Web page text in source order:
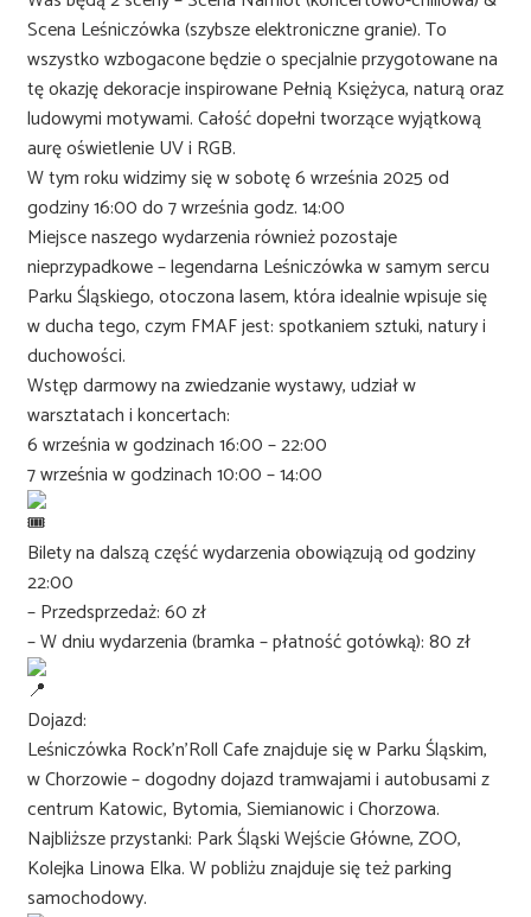
Scena Leśniczówka (szybsze elektroniczne granie). To
wszystko wzbogacone będzie o specjalnie przygotowane na
tę okazję dekoracje inspirowane Pełnią Księżyca, naturą oraz
ludowymi motywami. Całość dopełni tworzące wyjątkową
aurę oświetlenie UV i RGB.
W tym roku widzimy się w sobotę 6 września 2025 od
godziny 16:00 do 7 września godz. 14:00
Miejsce naszego wydarzenia również pozostaje
nieprzypadkowe – legendarna Leśniczówka w samym sercu
Parku Śląskiego, otoczona lasem, która idealnie wpisuje się
w ducha tego, czym FMAF jest: spotkaniem sztuki, natury i
duchowości.
Wstęp darmowy na zwiedzanie wystawy, udział w
warsztatach i koncertach:
6 września w godzinach 16:00 – 22:00
7 września w godzinach 10:00 – 14:00
Bilety na dalszą część wydarzenia obowiązują od godziny
22:00
– Przedsprzedaż: 60 zł
– W dniu wydarzenia (bramka – płatność gotówką): 80 zł
Dojazd:
Leśniczówka Rock’n’Roll Cafe znajduje się w Parku Śląskim,
w Chorzowie – dogodny dojazd tramwajami i autobusami z
centrum Katowic, Bytomia, Siemianowic i Chorzowa.
Najbliższe przystanki: Park Śląski Wejście Główne, ZOO,
Kolejka Linowa Elka. W pobliżu znajduje się też parking
samochodowy.